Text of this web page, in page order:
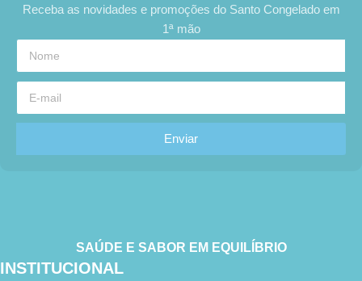
Receba as novidades e promoções do Santo Congelado em
1ª mão
Enviar
SAÚDE E SABOR EM EQUILÍBRIO
INSTITUCIONAL